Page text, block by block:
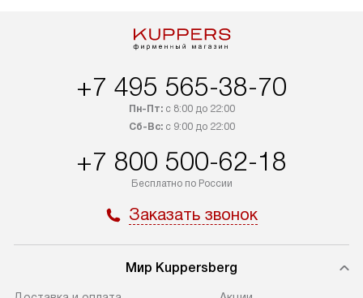
+7 495 565-38-70
Пн-Пт:с 8:00 до 22:00
Сб-Вс:с 9:00 до 22:00
+7 800 500-62-18
Бесплатно по России
Заказать звонок
Мир Kuppersberg